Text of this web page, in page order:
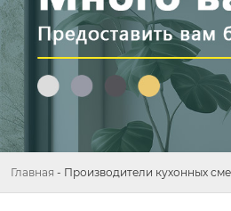
Главная - Производители кухонных